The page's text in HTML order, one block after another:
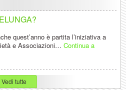
quest’anno è partita l’iniziativa a
e Associazioni… Continua a
Vedi tutte